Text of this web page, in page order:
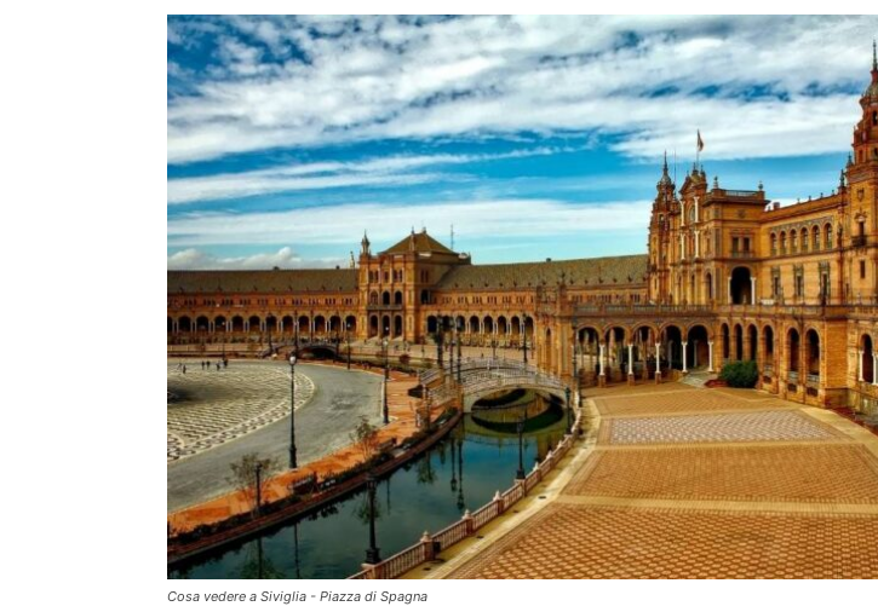
Cosa vedere a Siviglia - Piazza di Spagna